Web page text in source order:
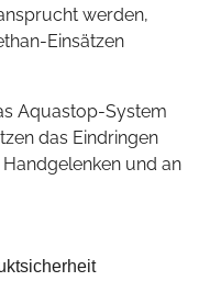
werden,
Einsätzen
Aquastop-System
das Eindringen
und an